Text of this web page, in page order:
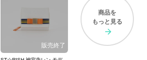
商品を
もっと見る